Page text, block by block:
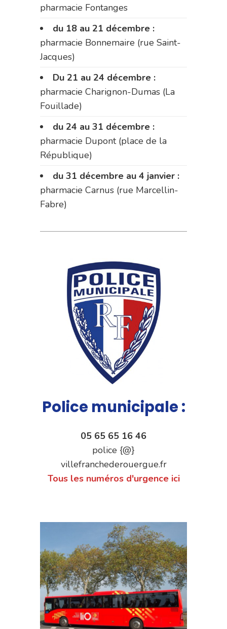
pharmacie Fontanges
du 18 au 21 décembre :
pharmacie Bonnemaire (rue Saint-
Jacques)
Du 21 au 24 décembre :
pharmacie Charignon-Dumas (La
Fouillade)
du 24 au 31 décembre :
pharmacie Dupont (place de la
République)
du 31 décembre au 4 janvier :
pharmacie Carnus (rue Marcellin-
Fabre)
Police municipale :
05 65 65 16 46
police {@}
villefranchederouergue.fr
Tous les numéros d'urgence ici